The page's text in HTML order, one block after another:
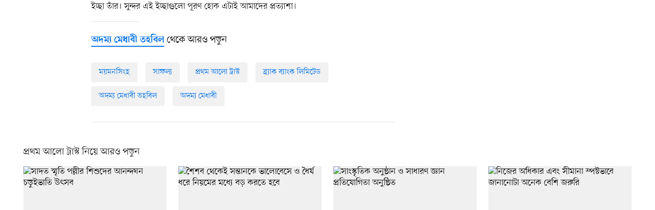
ইচ্ছা তাঁর। সুন্দর এই ইচ্ছাগুলো পূরণ হোক এটাই আমাদের প্রত্যাশা।
অদম্য মেধাবী তহবিল থেকে আরও পড়ুন
ময়মনসিংহ সাফল্য প্রথম আলো ট্রাস্ট ব্র্যাক ব্যাংক লিমিটেড
অদম্য মেধাবী তহবিল অদম্য মেধাবী
প্রথম আলো ট্রাস্ট নিয়ে আরও পড়ুন